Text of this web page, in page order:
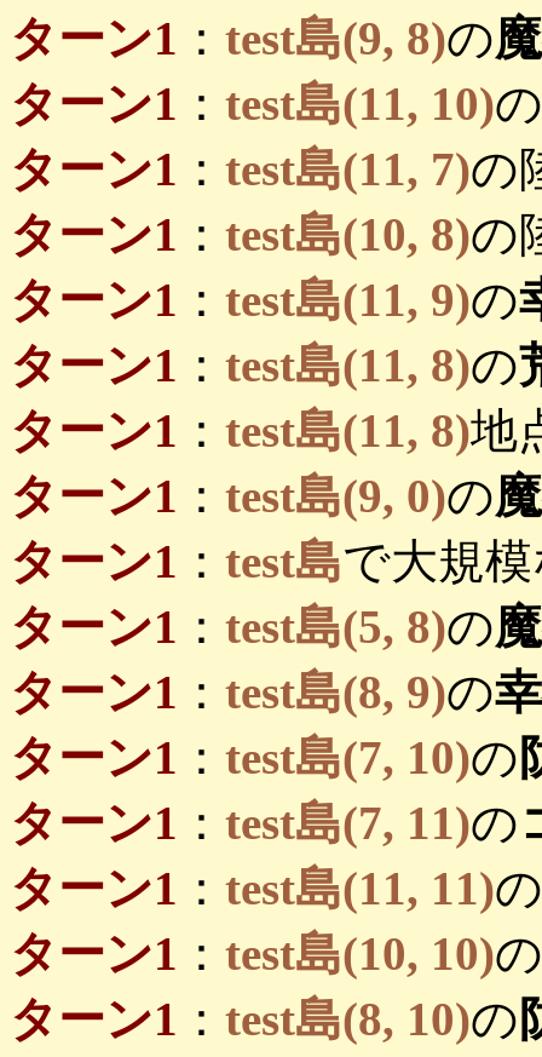
ターン1 ： test島(9, 8)の
ターン1 ： test島(11, 10)の
ターン1 ： test島(11, 7)の
ターン1 ： test島(10, 8)の
ターン1 ： test島(11, 9)の
ターン1 ： test島(11, 8)の
ターン1 ： test島(11, 8)地
ターン1 ： test島(9, 0)の
ターン1 ： test島で大規
ターン1 ： test島(5, 8)の
ターン1 ： test島(8, 9)の
ターン1 ： test島(7, 10)の
ターン1 ： test島(7, 11)の
ターン1 ： test島(11, 11)の
ターン1 ： test島(10, 10)の
ターン1 ： test島(8, 10)の